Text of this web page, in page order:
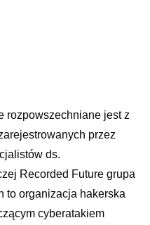
rozpowszechniane jest z
przez
ds.
Recorded Future grupa
to organizacja hakerska
cyberatakiem